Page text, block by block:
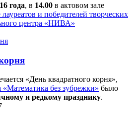
года, в 14.00 в актовом зале
и победителей творческих
центра «НИВА»
«День квадратного корня»,
«Математика без зубрежки» было
и редкому празднику.